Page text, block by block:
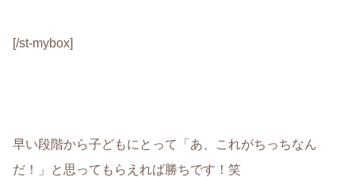
[/st-mybox]
早い段階から子どもにとって「あ、これがちっちなん
だ！」と思ってもらえれば勝ちです！笑